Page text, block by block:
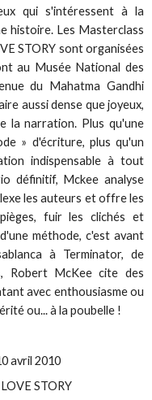
qui s'intéressent à la
histoire. Les Masterclass
STORY sont organisées
au Musée National des
du Mahatma Gandhi
aussi dense que joyeux,
la narration. Plus qu'une
» d'écriture, plus qu'un
indispensable à tout
définitif, Mckee analyse
les auteurs et offre les
fuir les clichés et
méthode, c'est avant
à Terminator, de
, Robert McKee cite des
avec enthousiasme ou
ou... à la poubelle !
avril 2010
STORY